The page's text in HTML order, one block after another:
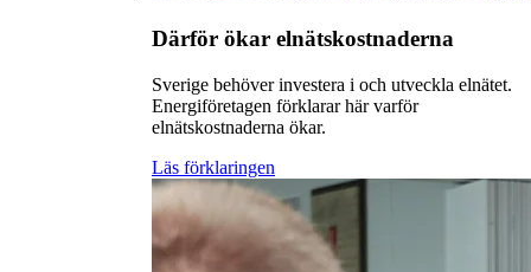
Därför ökar elnätskostnaderna
Sverige behöver investera i och utveckla elnätet.
Energiföretagen förklarar här varför
elnätskostnaderna ökar.
Läs förklaringen